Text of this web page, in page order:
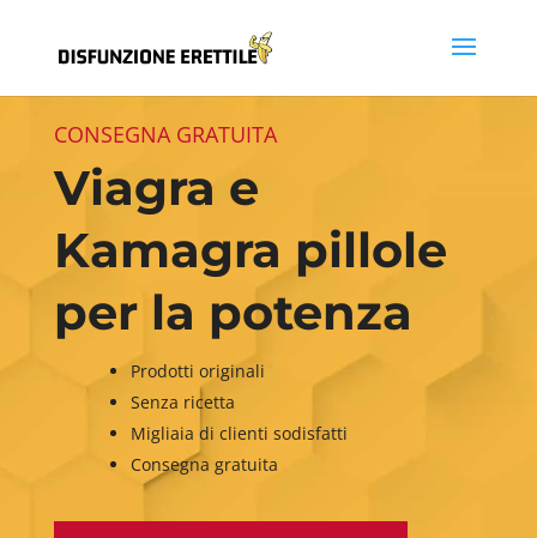
CONSEGNA GRATUITA
Viagra e
Kamagra pillole
per la potenza
Prodotti originali
Senza ricetta
Migliaia di clienti sodisfatti
Consegna gratuita